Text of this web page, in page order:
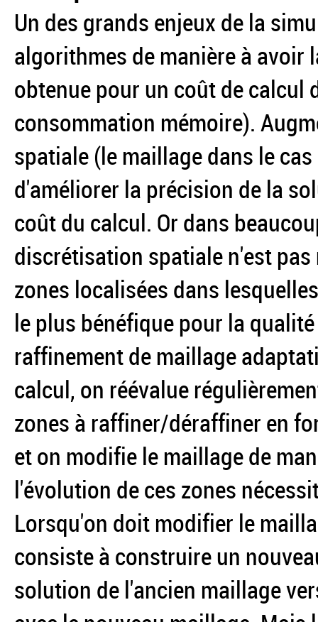
Un des grands enjeux de la
algorithmes de manière à
obtenue pour un coût de calcul
consommation mémoire).
spatiale (le maillage dans le
d'améliorer la précision de la
coût du calcul. Or dans
discrétisation spatiale n'est
zones localisées dans
le plus bénéfique pour la
raffinement de maillage
calcul, on réévalue
zones à raffiner/déraffiner en
et on modifie le maillage de
l'évolution de ces zones
Lorsqu'on doit modifier le
consiste à construire un
solution de l'ancien maillage